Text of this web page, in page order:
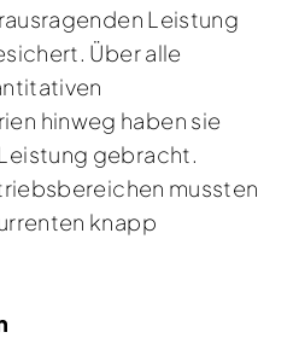
Leistung
Über alle
hinweg haben sie
gebracht.
mussten
knapp